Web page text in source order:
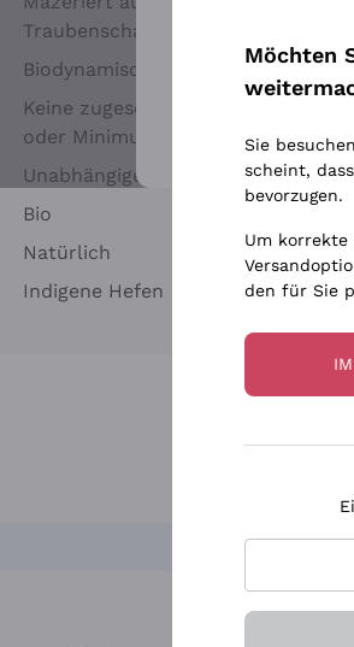
Traubenschalen
Biodynamisch
Keine zugesetzten Sulfite
oder Minimum
Unabhängige Weinbauern
Bio
Natürlich
Indigene Hefen
Die
Weitere Informationen
Möchten
Sie
scheint,
bevorzugen.
Um korrekte
den für Sie